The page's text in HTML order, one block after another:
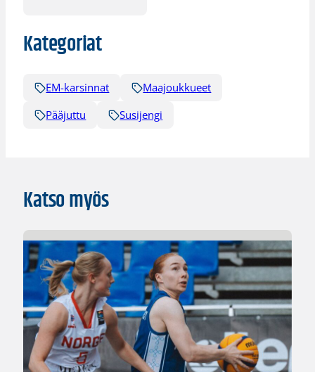
Kategoriat
EM-karsinnat
Maajoukkueet
Pääjuttu
Susijengi
Katso myös